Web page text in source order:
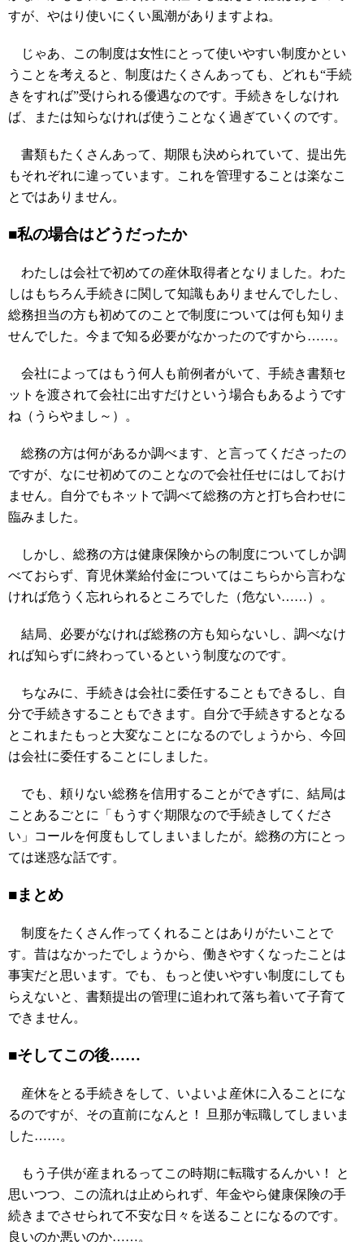
すが、やはり使いにくい風潮がありますよね。
じゃあ、この制度は女性にとって使いやすい制度かとい
うことを考えると、制度はたくさんあっても、どれも“手続
きをすれば”受けられる優遇なのです。手続きをしなけれ
ば、または知らなければ使うことなく過ぎていくのです。
書類もたくさんあって、期限も決められていて、提出先
もそれぞれに違っています。これを管理することは楽なこ
とではありません。
■私の場合はどうだったか
わたしは会社で初めての産休取得者となりました。わた
しはもちろん手続きに関して知識もありませんでしたし、
総務担当の方も初めてのことで制度については何も知りま
せんでした。今まで知る必要がなかったのですから……。
会社によってはもう何人も前例者がいて、手続き書類セ
ットを渡されて会社に出すだけという場合もあるようです
ね（うらやまし～）。
総務の方は何があるか調べます、と言ってくださったの
ですが、なにせ初めてのことなので会社任せにはしておけ
ません。自分でもネットで調べて総務の方と打ち合わせに
臨みました。
しかし、総務の方は健康保険からの制度についてしか調
べておらず、育児休業給付金についてはこちらから言わな
ければ危うく忘れられるところでした（危ない……）。
結局、必要がなければ総務の方も知らないし、調べなけ
れば知らずに終わっているという制度なのです。
ちなみに、手続きは会社に委任することもできるし、自
分で手続きすることもできます。自分で手続きするとなる
とこれまたもっと大変なことになるのでしょうから、今回
は会社に委任することにしました。
でも、頼りない総務を信用することができずに、結局は
ことあるごとに「もうすぐ期限なので手続きしてくださ
い」コールを何度もしてしまいましたが。総務の方にとっ
ては迷惑な話です。
■まとめ
制度をたくさん作ってくれることはありがたいことで
す。昔はなかったでしょうから、働きやすくなったことは
事実だと思います。でも、もっと使いやすい制度にしても
らえないと、書類提出の管理に追われて落ち着いて子育て
できません。
■そしてこの後……
産休をとる手続きをして、いよいよ産休に入ることにな
るのですが、その直前になんと！ 旦那が転職してしまいま
した……。
もう子供が産まれるってこの時期に転職するんかい！ と
思いつつ、この流れは止められず、年金やら健康保険の手
続きまでさせられて不安な日々を送ることになるのです。
良いのか悪いのか……。